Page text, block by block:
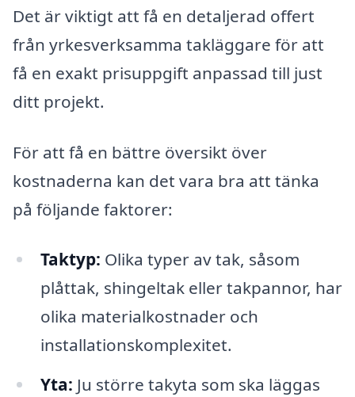
Det är viktigt att få en detaljerad offert
från yrkesverksamma takläggare för att
få en exakt prisuppgift anpassad till just
ditt projekt.
För att få en bättre översikt över
kostnaderna kan det vara bra att tänka
på följande faktorer:
Taktyp: Olika typer av tak, såsom
plåttak, shingeltak eller takpannor, har
olika materialkostnader och
installationskomplexitet.
Yta: Ju större takyta som ska läggas